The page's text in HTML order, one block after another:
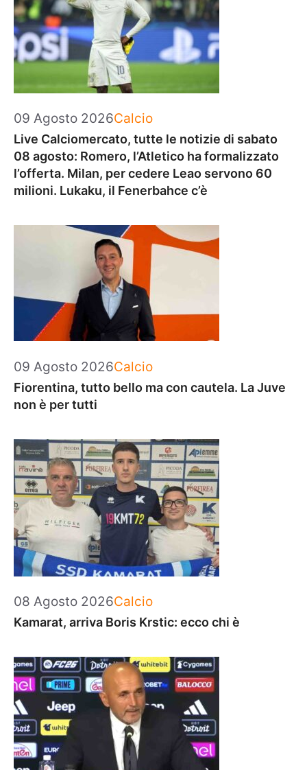
09 Agosto 2026Categorie
Calcio
Live Calciomercato, tutte le notizie di sabato
08 agosto: Romero, l’Atletico ha formalizzato
l’offerta. Milan, per cedere Leao servono 60
milioni. Lukaku, il Fenerbahce c’è
09 Agosto 2026Categorie
Calcio
Fiorentina, tutto bello ma con cautela. La Juve
non è per tutti
08 Agosto 2026Categorie
Calcio
Kamarat, arriva Boris Krstic: ecco chi è